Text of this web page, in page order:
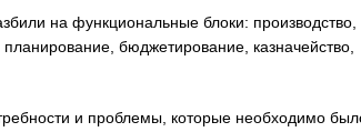
на функциональные блоки: производство,
бюджетирование, казначейство,
и проблемы, которые необходимо